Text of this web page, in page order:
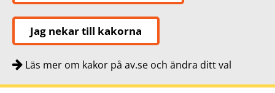
Jag nekar till kakorna
Läs mer om kakor på av.se och ändra ditt val